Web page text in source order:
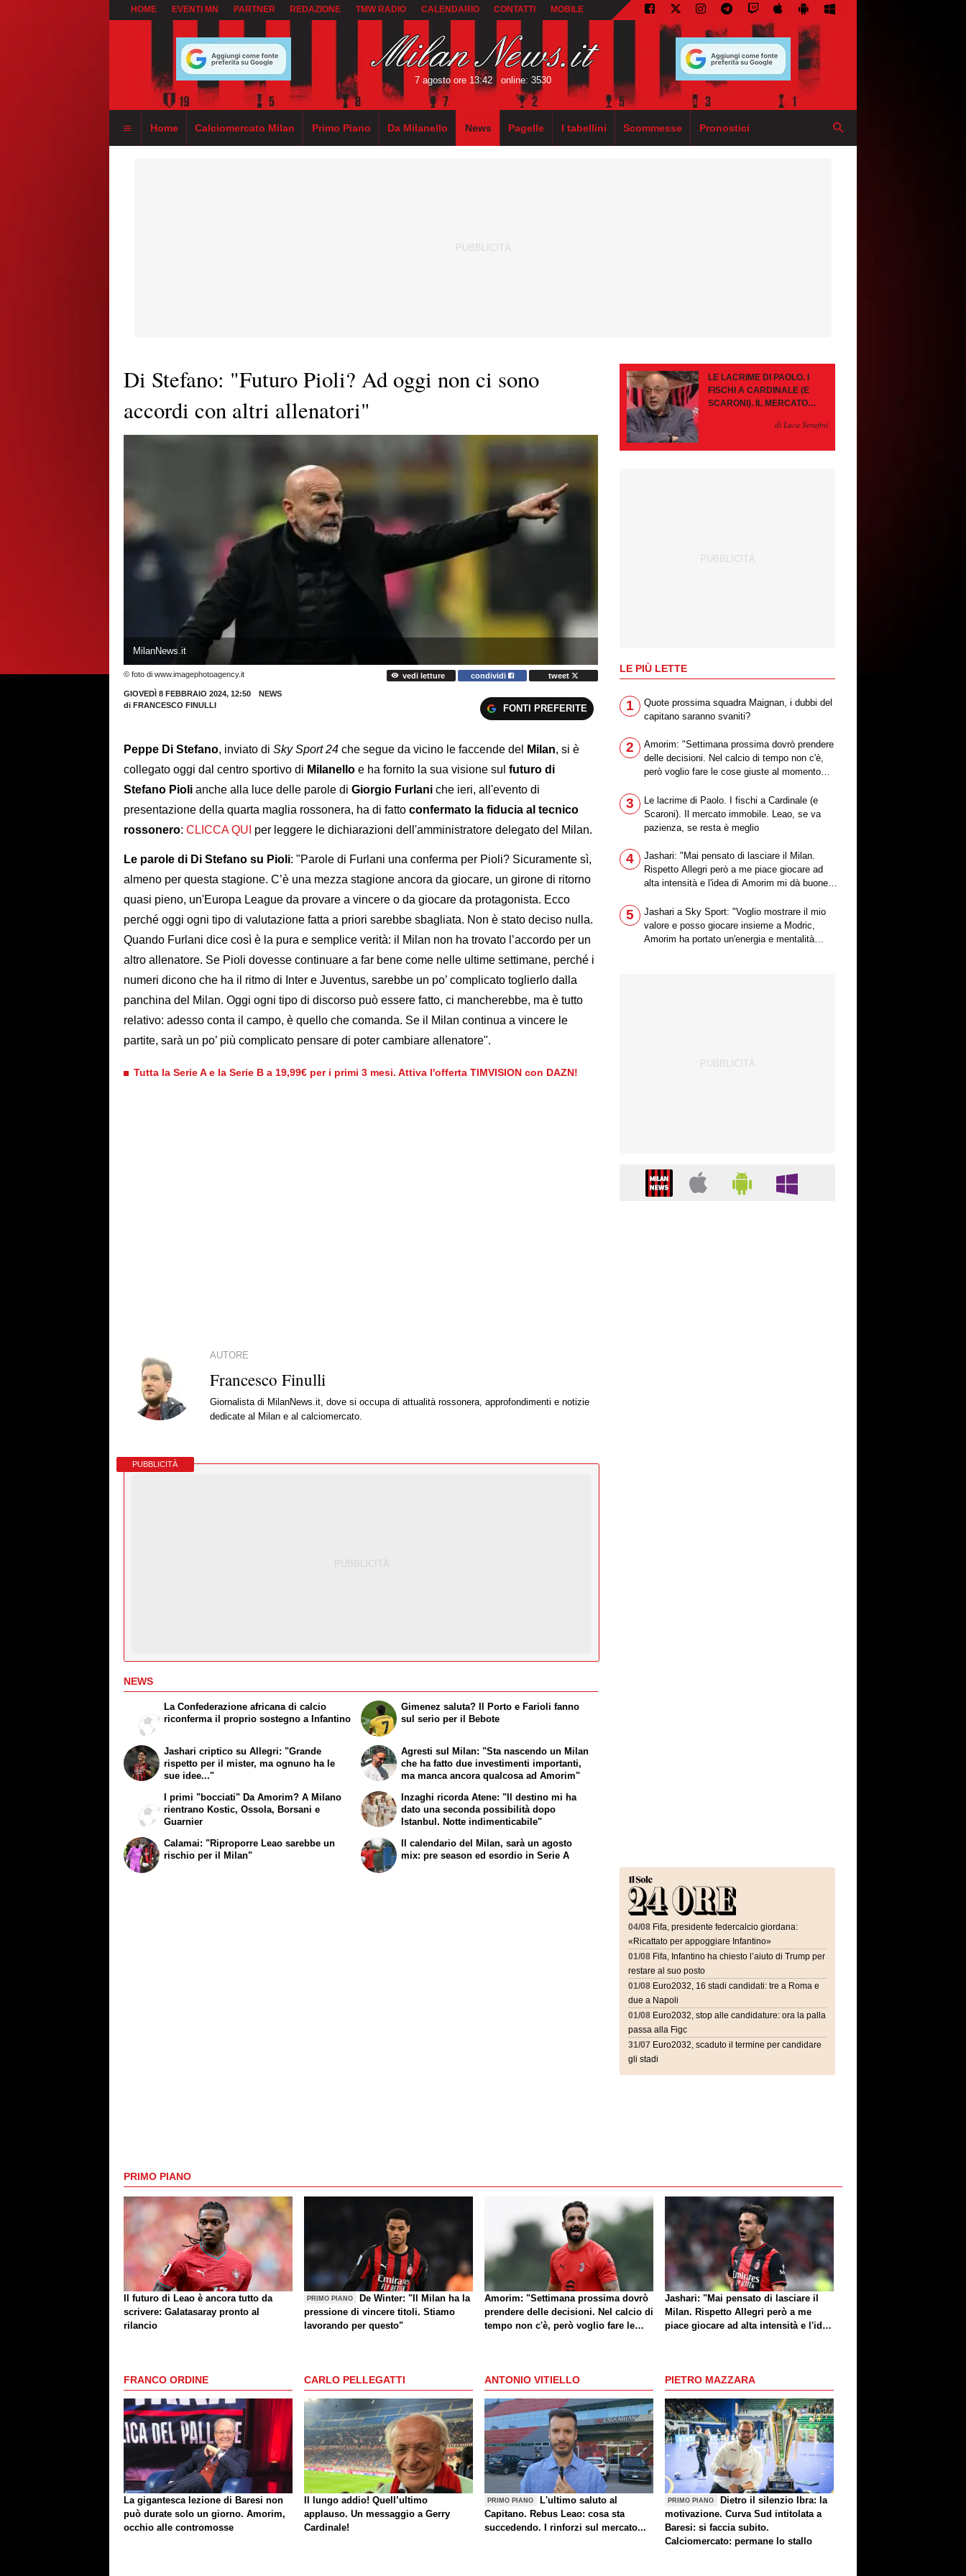
HOME EVENTI MN PARTNER REDAZIONE TMW RADIO CALENDARIO CONTATTI MOBILE
7 agosto ore 13:42 online: 3530
Home Calciomercato Milan Primo Piano Da Milanello News Pagelle I tabellini Scommesse Pronostici
Di Stefano: "Futuro Pioli? Ad oggi non ci sono
accordi con altri allenatori"
MilanNews.it
© foto di www.imagephotoagency.it vedi letture condividi tweet
GIOVEDÌ 8 FEBBRAIO 2024, 12:50
NEWS
di FRANCESCO FINULLI FONTI PREFERITE
Peppe Di Stefano, inviato di Sky Sport 24 che segue da vicino le faccende del Milan, si è
collegato oggi dal centro sportivo di Milanello e ha fornito la sua visione sul futuro di
Stefano Pioli anche alla luce delle parole di Giorgio Furlani che ieri, all'evento di
presentazione della quarta maglia rossonera, ha di fatto confermato la fiducia al tecnico
rossonero: CLICCA QUI per leggere le dichiarazioni dell'amministratore delegato del Milan.
Le parole di Di Stefano su Pioli: "Parole di Furlani una conferma per Pioli? Sicuramente sì,
almeno per questa stagione. C’è una mezza stagione ancora da giocare, un girone di ritorno
quasi pieno, un'Europa League da provare a vincere o da giocare da protagonista. Ecco
perché oggi ogni tipo di valutazione fatta a priori sarebbe sbagliata. Non è stato deciso nulla.
Quando Furlani dice così è la pura e semplice verità: il Milan non ha trovato l’accordo per un
altro allenatore. Se Pioli dovesse continuare a far bene come nelle ultime settimane, perché i
numeri dicono che ha il ritmo di Inter e Juventus, sarebbe un po’ complicato toglierlo dalla
panchina del Milan. Oggi ogni tipo di discorso può essere fatto, ci mancherebbe, ma è tutto
relativo: adesso conta il campo, è quello che comanda. Se il Milan continua a vincere le
partite, sarà un po’ più complicato pensare di poter cambiare allenatore".
Tutta la Serie A e la Serie B a 19,99€ per i primi 3 mesi. Attiva l'offerta TIMVISION con DAZN!
AUTORE
Francesco Finulli
Giornalista di MilanNews.it, dove si occupa di attualità rossonera, approfondimenti e notizie
dedicate al Milan e al calciomercato.
PUBBLICITÀ
NEWS
La Confederazione africana di calcio
riconferma il proprio sostegno a Infantino
Jashari criptico su Allegri: "Grande
rispetto per il mister, ma ognuno ha le
sue idee..."
Gimenez saluta? Il Porto e Farioli fanno
sul serio per il Bebote
Agresti sul Milan: "Sta nascendo un Milan
che ha fatto due investimenti importanti,
ma manca ancora qualcosa ad Amorim"
I primi "bocciati" Da Amorim? A Milano
rientrano Kostic, Ossola, Borsani e
Guarnier
Calamai: "Riproporre Leao sarebbe un
rischio per il Milan"
Inzaghi ricorda Atene: "Il destino mi ha
dato una seconda possibilità dopo
Istanbul. Notte indimenticabile"
Il calendario del Milan, sarà un agosto
mix: pre season ed esordio in Serie A
LE LACRIME DI PAOLO. I
FISCHI A CARDINALE (E
SCARONI). IL MERCATO
PAZIENZA, SE RESTA È
di Luca Serafini
LE PIÙ LETTE
1
Quote prossima squadra Maignan, i dubbi del
capitano saranno svaniti?
2
Amorim: "Settimana prossima dovrò prendere
delle decisioni. Nel calcio di tempo non c'è,
però voglio fare le cose giuste al momento
3
Le lacrime di Paolo. I fischi a Cardinale (e
Scaroni). Il mercato immobile. Leao, se va
pazienza, se resta è meglio
4
Jashari: "Mai pensato di lasciare il Milan.
Rispetto Allegri però a me piace giocare ad
alta intensità e l'idea di Amorim mi dà buone
5
Jashari a Sky Sport: "Voglio mostrare il mio
valore e posso giocare insieme a Modric,
Amorim ha portato un'energia e mentalità
04/08 Fifa, presidente federcalcio giordana:
«Ricattato per appoggiare Infantino»
01/08 Fifa, Infantino ha chiesto l’aiuto di Trump per
restare al suo posto
01/08 Euro2032, 16 stadi candidati: tre a Roma e
due a Napoli
01/08 Euro2032, stop alle candidature: ora la palla
passa alla Figc
31/07 Euro2032, scaduto il termine per candidare
gli stadi
PRIMO PIANO
Il futuro di Leao è ancora tutto da
scrivere: Galatasaray pronto al
rilancio
PRIMO PIANO
De Winter: "Il Milan ha la
pressione di vincere titoli. Stiamo
lavorando per questo"
Amorim: "Settimana prossima dovrò
prendere delle decisioni. Nel calcio di
tempo non c'è, però voglio fare le
Jashari: "Mai pensato di lasciare il
Milan. Rispetto Allegri però a me
piace giocare ad alta intensità e l'idea
FRANCO ORDINE
La gigantesca lezione di Baresi non
può durate solo un giorno. Amorim,
occhio alle contromosse
CARLO PELLEGATTI
Il lungo addio! Quell’ultimo
applauso. Un messaggio a Gerry
Cardinale!
ANTONIO VITIELLO
PRIMO PIANO
L'ultimo saluto al
Capitano. Rebus Leao: cosa sta
succedendo. I rinforzi sul mercato...
PIETRO MAZZARA
PRIMO PIANO
Dietro il silenzio Ibra: la
motivazione. Curva Sud intitolata a
Baresi: si faccia subito.
Calciomercato: permane lo stallo